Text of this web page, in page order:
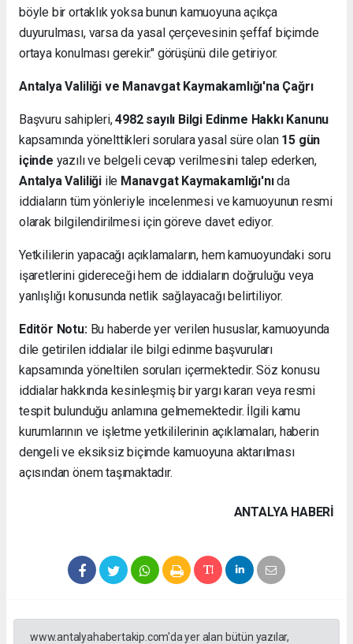
böyle bir ortaklık yoksa bunun kamuoyuna açıkça
duyurulması, varsa da yasal çerçevesinin şeffaf biçimde
ortaya konulması gerekir." görüşünü dile getiriyor.
Antalya Valiliği ve Manavgat Kaymakamlığı'na Çağrı
Başvuru sahipleri,4982 sayılı Bilgi Edinme Hakkı Kanunu
kapsamında yönelttikleri sorulara yasal süre olan 15 gün
içinde yazılı ve belgeli cevap verilmesini talep ederken,
Antalya Valiliğiile Manavgat Kaymakamlığı'nıda
iddiaların tüm yönleriyle incelenmesi ve kamuoyunun resmi
olarak bilgilendirilmesi için göreve davet ediyor.
Yetkililerin yapacağı açıklamaların, hem kamuoyundaki soru
işaretlerini gidereceği hem de iddiaların doğruluğu veya
yanlışlığı konusunda netlik sağlayacağı belirtiliyor.
Editör Notu:Bu haberde yer verilen hususlar, kamuoyunda
dile getirilen iddialar ile bilgi edinme başvuruları
kapsamında yöneltilen soruları içermektedir. Söz konusu
iddialar hakkında kesinleşmiş bir yargı kararı veya resmi
tespit bulunduğu anlamına gelmemektedir. İlgili kamu
kurumlarının ve işletme yetkililerinin açıklamaları, haberin
dengeli ve eksiksiz biçimde kamuoyuna aktarılması
açısından önem taşımaktadır.
ANTALYA HABERİ
www.antalyahabertakip.com'da yer alan bütün yazılar,